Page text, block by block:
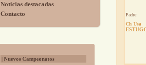
Noticias destacadas
Contacto
| Nuevos Campeonatos
Padre:
Ch Usa